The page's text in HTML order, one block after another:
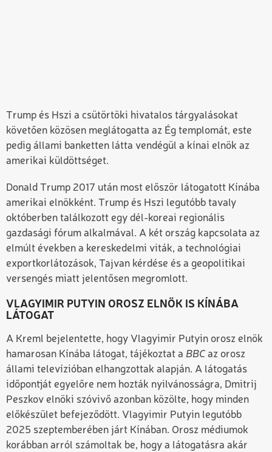
Trump és Hszi a csütörtöki hivatalos tárgyalásokat
követően közösen meglátogatta az Ég templomát, este
pedig állami banketten látta vendégül a kínai elnök az
amerikai küldöttséget.
Donald Trump 2017 után most először látogatott Kínába
amerikai elnökként. Trump és Hszi legutóbb tavaly
októberben találkozott egy dél-koreai regionális
gazdasági fórum alkalmával. A két ország kapcsolata az
elmúlt években a kereskedelmi viták, a technológiai
exportkorlátozások, Tajvan kérdése és a geopolitikai
versengés miatt jelentősen megromlott.
VLAGYIMIR PUTYIN OROSZ ELNÖK IS KÍNÁBA
LÁTOGAT
A Kreml bejelentette, hogy Vlagyimir Putyin orosz elnök
hamarosan Kínába látogat, tájékoztat a BBC az orosz
állami televízióban elhangzottak alapján. A látogatás
időpontját egyelőre nem hozták nyilvánosságra, Dmitrij
Peszkov elnöki szóvivő azonban közölte, hogy minden
előkészület befejeződött. Vlagyimir Putyin legutóbb
2025 szeptemberében járt Kínában. Orosz médiumok
korábban arról számoltak be, hogy a látogatásra akár